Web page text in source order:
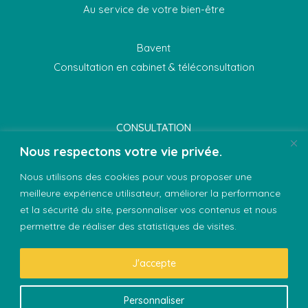
Nous respectons votre vie privée.
Nous utilisons des cookies pour vous proposer une
meilleure expérience utilisateur, améliorer la performance
et la sécurité du site, personnaliser vos contenus et nous
permettre de réaliser des statistiques de visites.
Personnaliser
J'accepte
Au service de votre bien-être
Bavent
Consultation en cabinet & téléconsultation
CONSULTATION
ENTREPRISE
BIODY XPERT
CONTACT
Mentions légales-Politique de confidentialité